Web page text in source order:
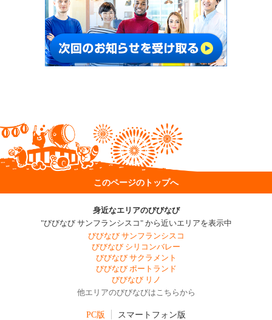
このページのトップへ
身近なエリアのびびなび
"びびなび サンフランシスコ" から近いエリアを表示中
びびなび サンフランシスコ
びびなび シリコンバレー
びびなび サクラメント
びびなび ポートランド
びびなび リノ
他エリアのびびなびはこちらから
PC版 スマートフォン版